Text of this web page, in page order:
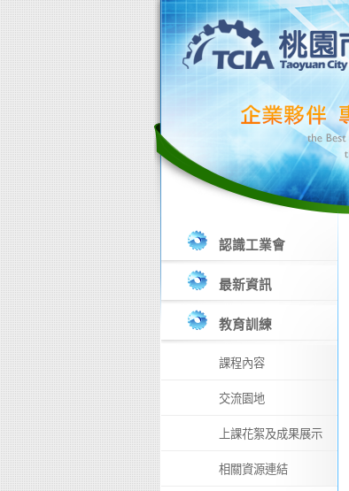
認識工業會
最新資訊
教育訓練
課程內容
交流園地
上課花絮及成果展示
相關資源連結